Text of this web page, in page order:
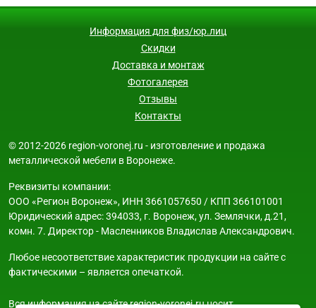
Информация для физ/юр.лиц
Скидки
Доставка и монтаж
Фотогалерея
Отзывы
Контакты
© 2012-2026 region-voronej.ru - изготовление и продажа
металлической мебели в Воронеже.
Реквизиты компании:
ООО «Регион Воронеж», ИНН 3661057650 / КПП 366101001
Юридический адрес: 394033, г. Воронеж, ул. Землячки, д.21,
комн. 7. Директор - Масленников Владислав Александрович.
Любое несоответствие характеристик продукции на сайте с
фактическими – является опечаткой.
Вся информация на сайте region-voronej.ru носит